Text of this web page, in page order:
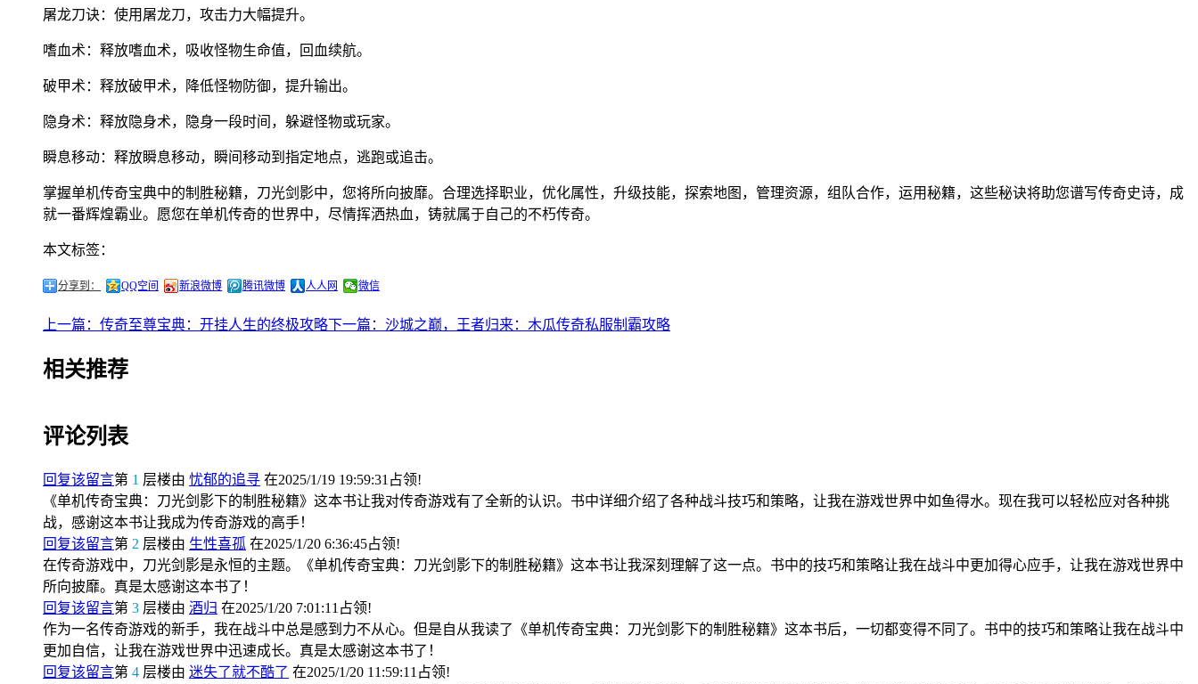
屠龙刀诀：使用屠龙刀，攻击力大幅提升。
嗜血术：释放嗜血术，吸收怪物生命值，回血续航。
破甲术：释放破甲术，降低怪物防御，提升输出。
隐身术：释放隐身术，隐身一段时间，躲避怪物或玩家。
瞬息移动：释放瞬息移动，瞬间移动到指定地点，逃跑或追击。
掌握单机传奇宝典中的制胜秘籍，刀光剑影中，您将所向披靡。合理选择职业，优化属性，升级技能，探索地图，管理资源，组队合作，运用秘籍，这些秘诀将助您谱写传奇史诗，成
就一番辉煌霸业。愿您在单机传奇的世界中，尽情挥洒热血，铸就属于自己的不朽传奇。
本文标签：
分享到： QQ空间 新浪微博 腾讯微博 人人网 微信
上一篇：传奇至尊宝典：开挂人生的终极攻略下一篇：沙城之巅，王者归来：木瓜传奇私服制霸攻略
相关推荐
评论列表
回复该留言第 1 层楼由 忧郁的追寻 在2025/1/19 19:59:31占领!
《单机传奇宝典：刀光剑影下的制胜秘籍》这本书让我对传奇游戏有了全新的认识。书中详细介绍了各种战斗技巧和策略，让我在游戏世界中如鱼得水。现在我可以轻松应对各种挑
战，感谢这本书让我成为传奇游戏的高手！
回复该留言第 2 层楼由 生性喜孤 在2025/1/20 6:36:45占领!
在传奇游戏中，刀光剑影是永恒的主题。《单机传奇宝典：刀光剑影下的制胜秘籍》这本书让我深刻理解了这一点。书中的技巧和策略让我在战斗中更加得心应手，让我在游戏世界中
所向披靡。真是太感谢这本书了！
回复该留言第 3 层楼由 酒归 在2025/1/20 7:01:11占领!
作为一名传奇游戏的新手，我在战斗中总是感到力不从心。但是自从我读了《单机传奇宝典：刀光剑影下的制胜秘籍》这本书后，一切都变得不同了。书中的技巧和策略让我在战斗中
更加自信，让我在游戏世界中迅速成长。真是太感谢这本书了！
回复该留言第 4 层楼由 迷失了就不酷了 在2025/1/20 11:59:11占领!